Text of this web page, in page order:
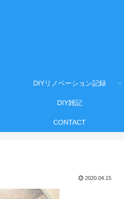
DIYリノベーション記録
DIY雑記
CONTACT
2020.04.15